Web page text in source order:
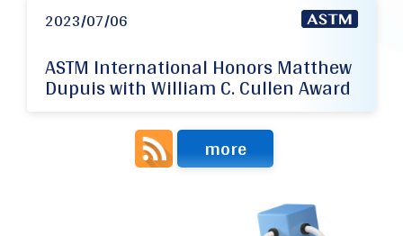
2023/07/06
ASTM International Honors Matthew
Dupuis with William C. Cullen Award
more